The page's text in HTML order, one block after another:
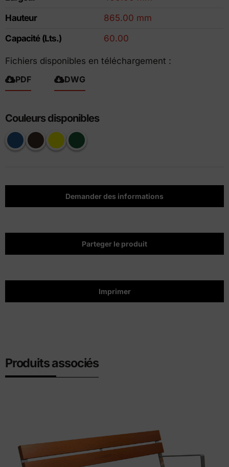
Hauteur
865.00 mm
Capacité (Lts.)
60.00
Fichiers disponibles en téléchargement :
PDF
DWG
Couleurs disponibles
Demander des informations
Parteger le produit
Imprimer
Produits associés